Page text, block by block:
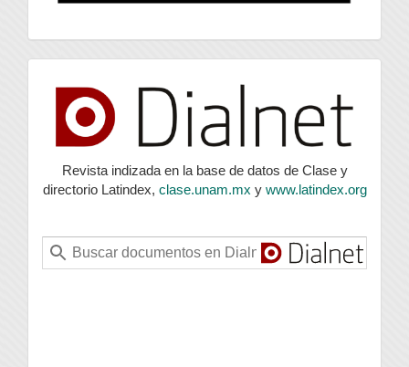
index
Revista indizada en la base de datos de Clase y
directorio Latindex, clase.unam.mx y www.latindex.org